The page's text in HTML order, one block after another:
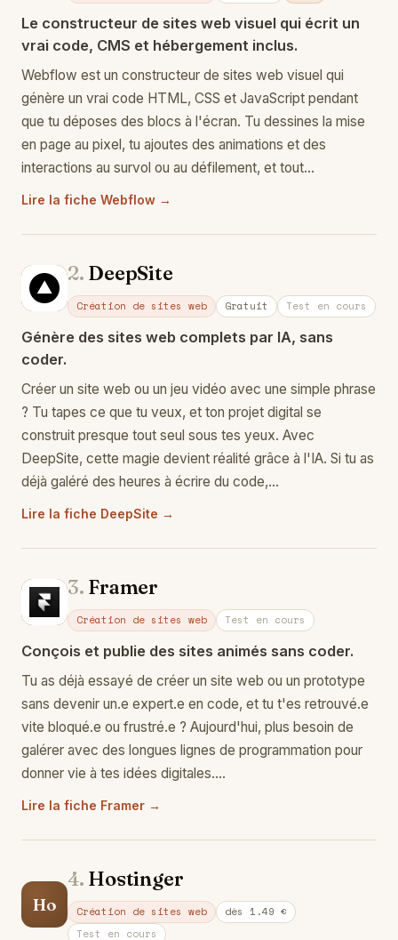
Le constructeur de sites web visuel qui écrit un
vrai code, CMS et hébergement inclus.
Webflow est un constructeur de sites web visuel qui
génère un vrai code HTML, CSS et JavaScript pendant
que tu déposes des blocs à l'écran. Tu dessines la mise
en page au pixel, tu ajoutes des animations et des
interactions au survol ou au défilement, et tout…
Lire la fiche Webflow →
De
2. DeepSite
Création de sites web Gratuit Test en cours
Génère des sites web complets par IA, sans
coder.
Créer un site web ou un jeu vidéo avec une simple phrase
? Tu tapes ce que tu veux, et ton projet digital se
construit presque tout seul sous tes yeux. Avec
DeepSite, cette magie devient réalité grâce à l'IA. Si tu as
déjà galéré des heures à écrire du code,…
Lire la fiche DeepSite →
Fr
3. Framer
Création de sites web Test en cours
Conçois et publie des sites animés sans coder.
Tu as déjà essayé de créer un site web ou un prototype
sans devenir un.e expert.e en code, et tu t'es retrouvé.e
vite bloqué.e ou frustré.e ? Aujourd'hui, plus besoin de
galérer avec des longues lignes de programmation pour
donner vie à tes idées digitales.…
Lire la fiche Framer →
Ho
4. Hostinger
Création de sites web
dès 1.49 €
Test en cours